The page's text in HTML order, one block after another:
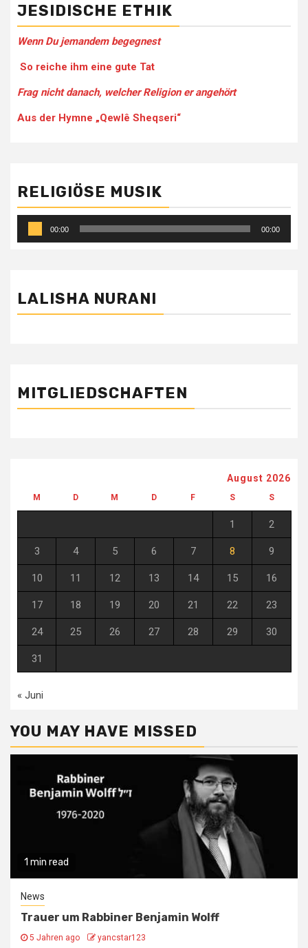
JESIDISCHE ETHIK
Wenn Du jemandem be­gegnest
So reiche ihm eine gute Tat
Frag nicht danach, welcher Religion er angehört
Aus der Hymne „Qewlê Sheqseri“
RELIGIÖSE MUSIK
Audio-
Player
00:00 00:00
LALISHA NURANI
MITGLIEDSCHAFTEN
August 2026
M D M D F S S
1 2
3 4 5 6 7 8 9
10 11 12 13 14 15 16
17 18 19 20 21 22 23
24 25 26 27 28 29 30
31
« Juni
YOU MAY HAVE MISSED
1 min read
News
Trauer um Rabbiner Benjamin Wolff
5 Jahren ago yancstar123